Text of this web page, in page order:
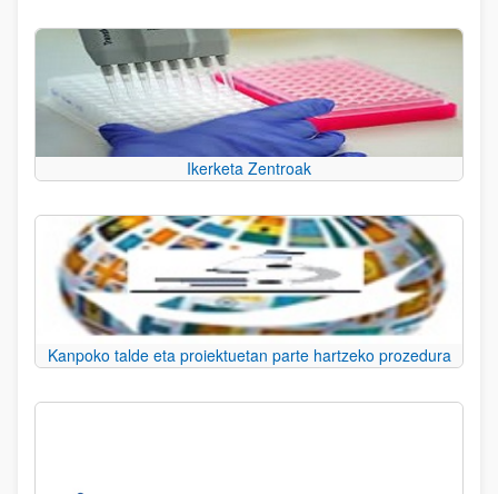
Ikerketa Zentroak
Kanpoko talde eta proiektuetan parte hartzeko prozedura